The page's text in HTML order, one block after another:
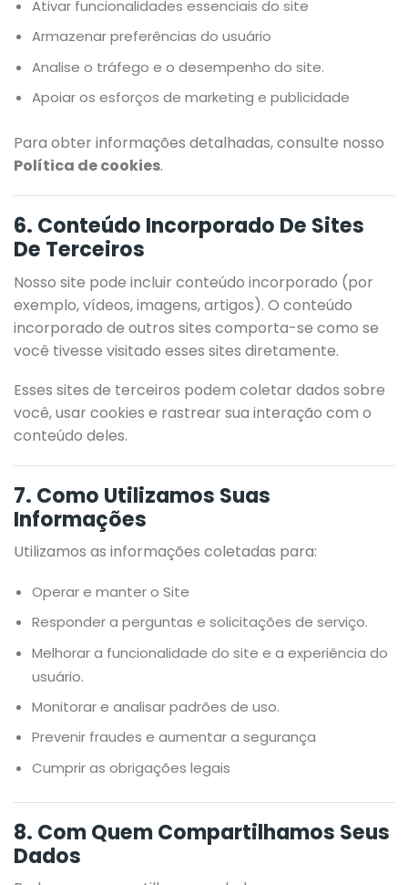
Ativar funcionalidades essenciais do site
Armazenar preferências do usuário
Analise o tráfego e o desempenho do site.
Apoiar os esforços de marketing e publicidade
Para obter informações detalhadas, consulte nosso
Política de cookies.
6. Conteúdo Incorporado De Sites
De Terceiros
Nosso site pode incluir conteúdo incorporado (por
exemplo, vídeos, imagens, artigos). O conteúdo
incorporado de outros sites comporta-se como se
você tivesse visitado esses sites diretamente.
Esses sites de terceiros podem coletar dados sobre
você, usar cookies e rastrear sua interação com o
conteúdo deles.
7. Como Utilizamos Suas
Informações
Utilizamos as informações coletadas para:
Operar e manter o Site
Responder a perguntas e solicitações de serviço.
Melhorar a funcionalidade do site e a experiência do
usuário.
Monitorar e analisar padrões de uso.
Prevenir fraudes e aumentar a segurança
Cumprir as obrigações legais
8. Com Quem Compartilhamos Seus
Dados